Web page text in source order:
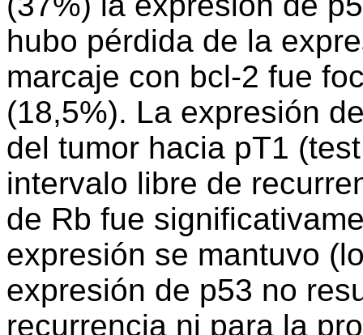
hubo pérdida de la
marcaje con bcl-2 fue
(18,5%). La expresión
del tumor hacia pT1
intervalo libre de
de Rb fue
expresión se mantuvo
expresión de p53 no
recurrencia ni para la